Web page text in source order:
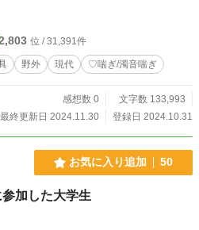
位 / 31,391件
野外 現代 ♡喘ぎ/濁音喘ぎ
感想数 0
文字数 133,993
最終更新日 2024.11.30
登録日 2024.10.31
お気に入り追加 50
加した大学生